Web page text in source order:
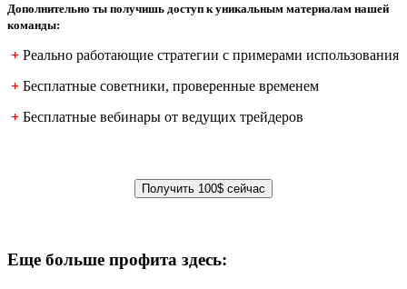
Дополнительно ты получишь доступ к уникальным материалам нашей
команды:
+ Реально работающие стратегии с примерами использования
+ Бесплатные советники, проверенные временем
+ Бесплатные вебинары от ведущих трейдеров
Еще больше профита здесь: